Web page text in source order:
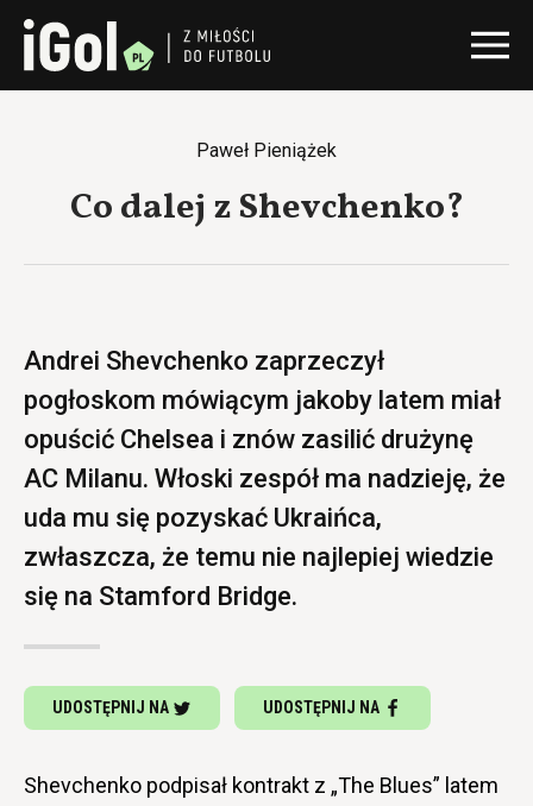
Paweł Pieniążek
Co dalej z Shevchenko?
Andrei Shevchenko zaprzeczył
pogłoskom mówiącym jakoby latem miał
opuścić Chelsea i znów zasilić drużynę
AC Milanu. Włoski zespół ma nadzieję, że
uda mu się pozyskać Ukraińca,
zwłaszcza, że temu nie najlepiej wiedzie
się na Stamford Bridge.
UDOSTĘPNIJ NA UDOSTĘPNIJ NA
Shevchenko podpisał kontrakt z „The Blues” latem